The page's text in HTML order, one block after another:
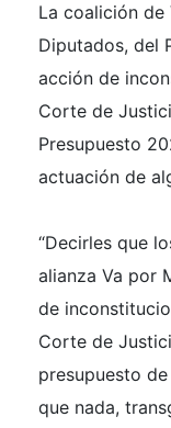
La coalición de
Diputados, del
acción de
Corte de
Presupuesto
actuación de
“Decirles que
alianza Va por
de
Corte de
presupuesto
que nada,